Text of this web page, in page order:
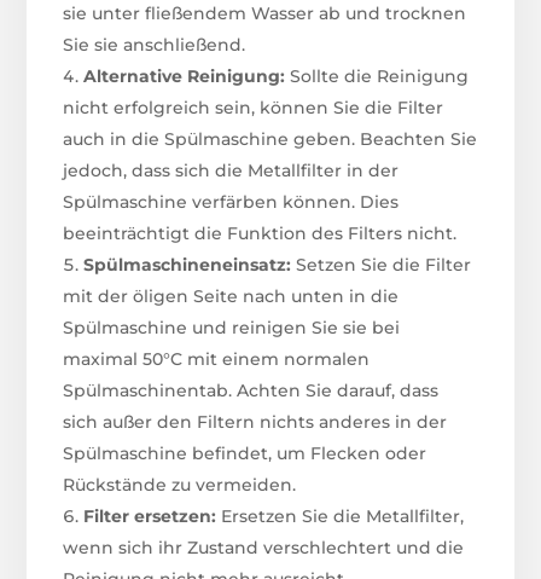
sie unter fließendem Wasser ab und trocknen
Sie sie anschließend.
Alternative Reinigung: Sollte die Reinigung
nicht erfolgreich sein, können Sie die Filter
auch in die Spülmaschine geben. Beachten Sie
jedoch, dass sich die Metallfilter in der
Spülmaschine verfärben können. Dies
beeinträchtigt die Funktion des Filters nicht.
Spülmaschineneinsatz: Setzen Sie die Filter
mit der öligen Seite nach unten in die
Spülmaschine und reinigen Sie sie bei
maximal 50°C mit einem normalen
Spülmaschinentab. Achten Sie darauf, dass
sich außer den Filtern nichts anderes in der
Spülmaschine befindet, um Flecken oder
Rückstände zu vermeiden.
Filter ersetzen: Ersetzen Sie die Metallfilter,
wenn sich ihr Zustand verschlechtert und die